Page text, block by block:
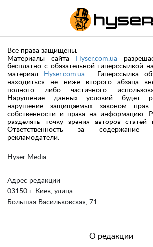
Hyser Media
Адрес редакции
03150 г. Киев, улица
Большая Васильковская, 71
Все права защищены.
Материалы сайта
Hyser.com.ua
бесплатно с обязательной гиперссылкой
материал
Hyser.com.ua . Гиперссылка
находиться не ниже второго абзаца
полного либо частичного
Нарушение данных условий будет
нарушение защищаемых законом прав
собственности и права на информацию.
разделять точку зрения авторов статей
Ответственность за содержание
рекламодатели.
О редакции